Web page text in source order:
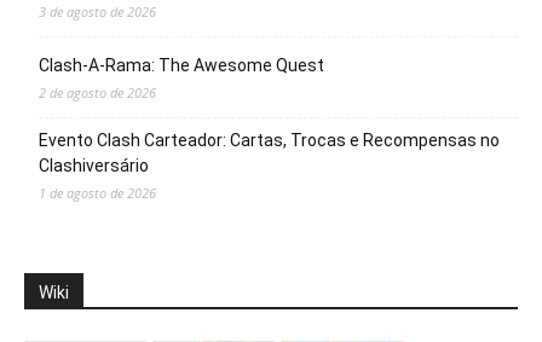
3 de agosto de 2026
Clash-A-Rama: The Awesome Quest
2 de agosto de 2026
Evento Clash Carteador: Cartas, Trocas e Recompensas no
Clashiversário
1 de agosto de 2026
Wiki